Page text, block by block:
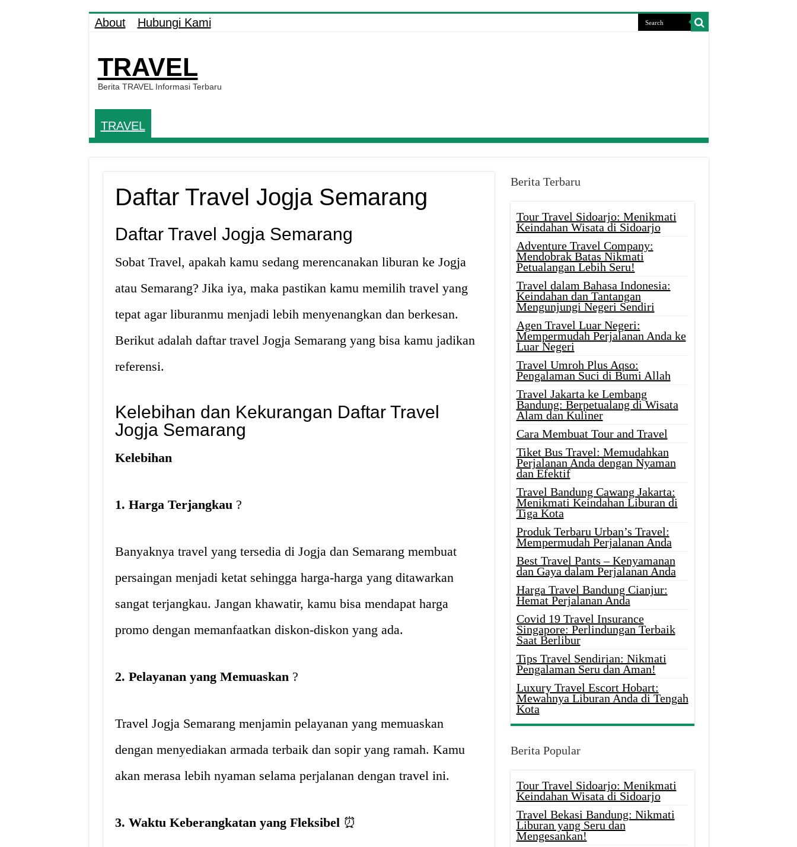
About Hubungi Kami
TRAVEL
Berita TRAVEL Informasi Terbaru
TRAVEL
Daftar Travel Jogja Semarang
Daftar Travel Jogja Semarang
Sobat Travel, apakah kamu sedang merencanakan liburan ke Jogja
atau Semarang? Jika iya, maka pastikan kamu memilih travel yang
tepat agar liburanmu menjadi lebih menyenangkan dan berkesan.
Berikut adalah daftar travel Jogja Semarang yang bisa kamu jadikan
referensi.
Kelebihan dan Kekurangan Daftar Travel
Jogja Semarang
Kelebihan
1. Harga Terjangkau ?
Banyaknya travel yang tersedia di Jogja dan Semarang membuat
persaingan menjadi ketat sehingga harga-harga yang ditawarkan
sangat terjangkau. Jangan khawatir, kamu bisa mendapat harga
promo dengan memanfaatkan diskon-diskon yang ada.
2. Pelayanan yang Memuaskan ?
Travel Jogja Semarang menjamin pelayanan yang memuaskan
dengan menyediakan armada terbaik dan sopir yang ramah. Kamu
akan merasa lebih nyaman selama perjalanan dengan travel ini.
3. Waktu Keberangkatan yang Fleksibel ⏰
Berita Terbaru
Tour Travel Sidoarjo: Menikmati
Keindahan Wisata di Sidoarjo
Adventure Travel Company:
Mendobrak Batas Nikmati
Petualangan Lebih Seru!
Travel dalam Bahasa Indonesia:
Keindahan dan Tantangan
Mengunjungi Negeri Sendiri
Agen Travel Luar Negeri:
Mempermudah Perjalanan Anda ke
Luar Negeri
Travel Umroh Plus Aqso:
Pengalaman Suci di Bumi Allah
Travel Jakarta ke Lembang
Bandung: Berpetualang di Wisata
Alam dan Kuliner
Cara Membuat Tour and Travel
Tiket Bus Travel: Memudahkan
Perjalanan Anda dengan Nyaman
dan Efektif
Travel Bandung Cawang Jakarta:
Menikmati Keindahan Liburan di
Tiga Kota
Produk Terbaru Urban’s Travel:
Mempermudah Perjalanan Anda
Best Travel Pants – Kenyamanan
dan Gaya dalam Perjalanan Anda
Harga Travel Bandung Cianjur:
Hemat Perjalanan Anda
Covid 19 Travel Insurance
Singapore: Perlindungan Terbaik
Saat Berlibur
Tips Travel Sendirian: Nikmati
Pengalaman Seru dan Aman!
Luxury Travel Escort Hobart:
Mewahnya Liburan Anda di Tengah
Kota
Berita Popular
Tour Travel Sidoarjo: Menikmati
Keindahan Wisata di Sidoarjo
Travel Bekasi Bandung: Nikmati
Liburan yang Seru dan
Mengesankan!